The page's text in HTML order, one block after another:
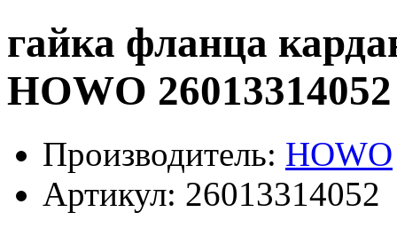
гайка фланца
HOWO 26013314052
Производитель: HOWO
Артикул: 26013314052